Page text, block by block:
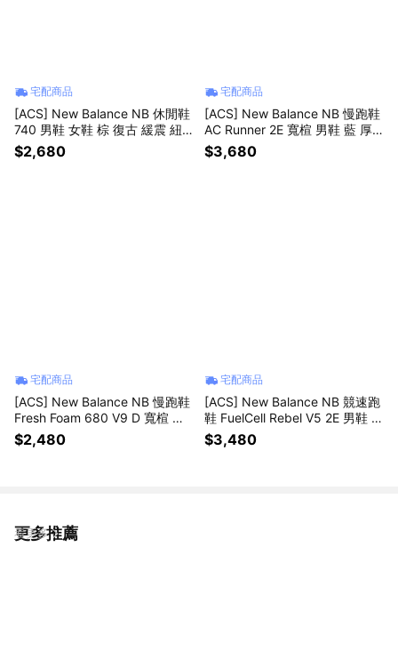
宅配商品
[ACS] New Balance NB 休閒鞋
740 男鞋 女鞋 棕 復古 緩震 紐
巴倫 U7402XX-D
$2,680
宅配商品
[ACS] New Balance NB 慢跑鞋
AC Runner 2E 寬楦 男鞋 藍 厚
底 緩衝 運動鞋 MACR18PU-2E
$3,680
宅配商品
[ACS] New Balance NB 慢跑鞋
Fresh Foam 680 V9 D 寬楦 女
鞋 米 緩震 運動鞋 W680107-D
$2,480
宅配商品
[ACS] New Balance NB 競速跑
鞋 FuelCell Rebel V5 2E 男鞋 寬
楦 綠 運動鞋 MFCX8QY-2E
$3,480
更多推薦
看更多